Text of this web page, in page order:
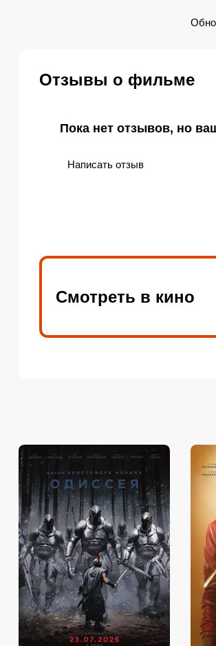
Отзывы о фильме
Пока нет отзывов, но
Написать отзыв
Смотреть в кино